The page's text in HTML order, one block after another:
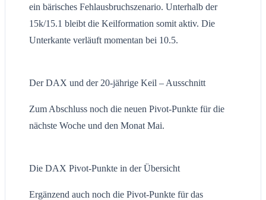
ein bärisches Fehlausbruchszenario. Unterhalb der
15k/15.1 bleibt die Keilformation somit aktiv. Die
Unterkante verläuft momentan bei 10.5.
Der DAX und der 20-jährige Keil – Ausschnitt
Zum Abschluss noch die neuen Pivot-Punkte für die
nächste Woche und den Monat Mai.
Die DAX Pivot-Punkte in der Übersicht
Ergänzend auch noch die Pivot-Punkte für das